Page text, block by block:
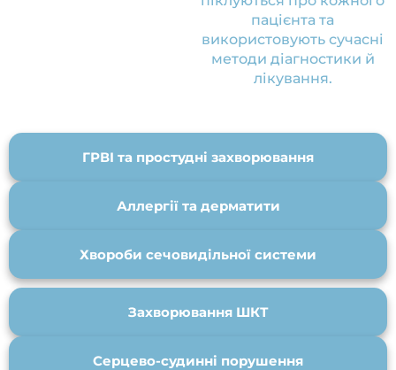
пацієнта та
використовують сучасні
методи діагностики й
лікування.
ГРВІ та простудні захворювання
Аллергії та дерматити
Хвороби сечовидільної системи
Захворювання ШКТ
Серцево-судинні порушення